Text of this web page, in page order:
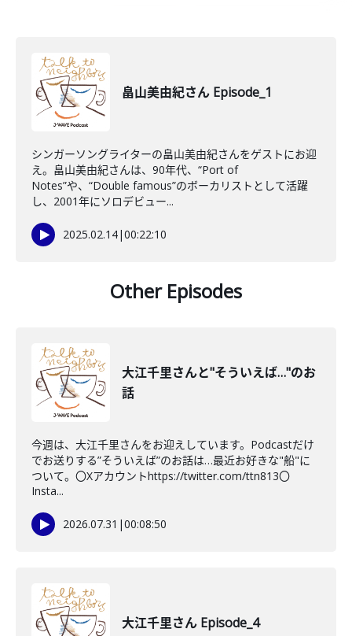
畠山美由紀さん Episode_1
シンガーソングライターの畠山美由紀さんをゲストにお迎
え。畠山美由紀さんは、90年代、“Port of
Notes”や、“Double famous”のボーカリストとして活躍
し、2001年にソロデビュー...
2025.02.14|00:22:10
Other Episodes
大江千里さんと"そういえば…"のお
話
今週は、大江千里さんをお迎えしています。Podcastだけ
でお送りする”そういえば”のお話は…最近お好きな"船"に
ついて。〇Xアカウントhttps://twitter.com/ttn813〇
Insta...
2026.07.31 |00:08:50
大江千里さん Episode_4